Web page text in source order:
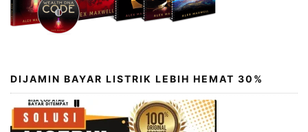
DIJAMIN BAYAR LISTRIK LEBIH HEMAT 30%